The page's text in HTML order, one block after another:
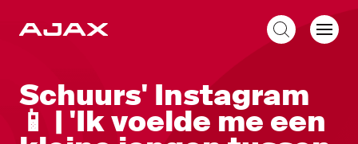
Schuurs' Instagram
📱 | 'Ik voelde me een